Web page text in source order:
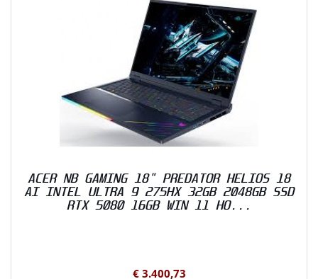
ACER NB GAMING 18" PREDATOR HELIOS 18
AI INTEL ULTRA 9 275HX 32GB 2048GB SSD
RTX 5080 16GB WIN 11 HO...
€ 3.400,73